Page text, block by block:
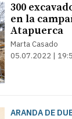
300
en la
Atapuerca
Marta Casado
05.07.2022 |
ARANDA DE